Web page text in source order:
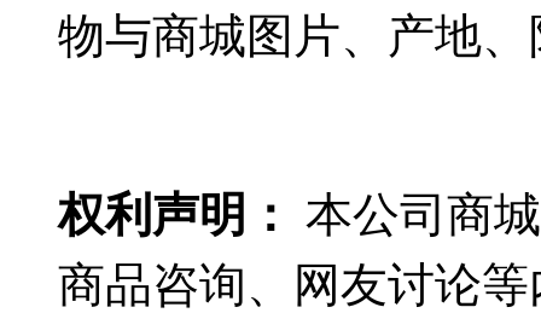
物与商城图片、产地
权利声明： 本公司商
商品咨询、网友讨论